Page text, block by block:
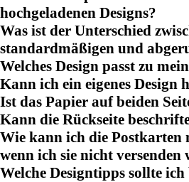
hochgeladenen Designs?
Was ist der Unterschied
standardmäßigen und
Welches Design passt zu
Kann ich ein eigenes Design
Ist das Papier auf beiden
Kann die Rückseite
Wie kann ich die Postkarten
wenn ich sie nicht versenden
Welche Designtipps sollte ich